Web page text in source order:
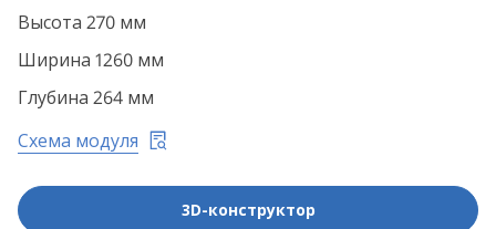
Высота 270 мм
Ширина 1260 мм
Глубина 264 мм
Схема модуля
3D-конструктор